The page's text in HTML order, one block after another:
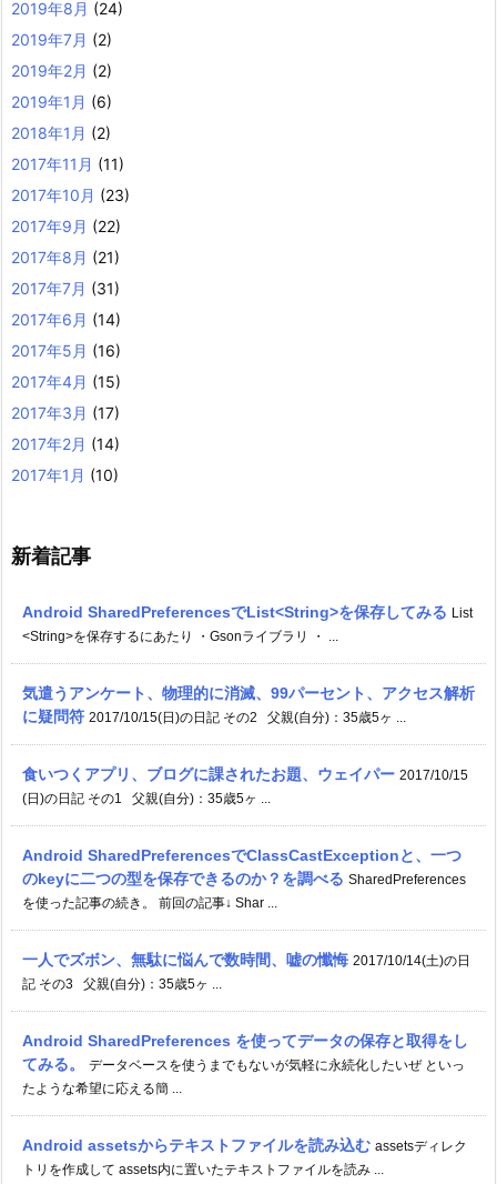
2019年8月 (24)
2019年7月 (2)
2019年2月 (2)
2019年1月 (6)
2018年1月 (2)
2017年11月 (11)
2017年10月 (23)
2017年9月 (22)
2017年8月 (21)
2017年7月 (31)
2017年6月 (14)
2017年5月 (16)
2017年4月 (15)
2017年3月 (17)
2017年2月 (14)
2017年1月 (10)
新着記事
Android SharedPreferencesでList<String>を保存してみる List
<String>を保存するにあたり ・Gsonライブラリ ・ ...
気遣うアンケート、物理的に消滅、99パーセント、アクセス解析
に疑問符 2017/10/15(日)の日記 その2 父親(自分)：35歳5ヶ ...
食いつくアプリ、ブログに課されたお題、ウェイパー 2017/10/15
(日)の日記 その1 父親(自分)：35歳5ヶ ...
Android SharedPreferencesでClassCastExceptionと、一つ
のkeyに二つの型を保存できるのか？を調べる SharedPreferences
を使った記事の続き。 前回の記事↓ Shar ...
一人でズボン、無駄に悩んで数時間、嘘の懺悔 2017/10/14(土)の日
記 その3 父親(自分)：35歳5ヶ ...
Android SharedPreferences を使ってデータの保存と取得をし
てみる。
データベースを使うまでもないが気軽に永続化したいぜ といっ
たような希望に応える簡 ...
Android assetsからテキストファイルを読み込む assetsディレク
トリを作成して assets内に置いたテキストファイルを読み ...